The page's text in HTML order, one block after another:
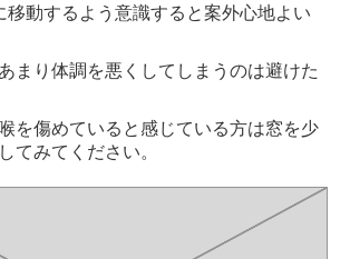
移動するよう意識すると案外心地よい
まり体調を悪くしてしまうのは避けた
を傷めていると感じている方は窓を少
てみてください。